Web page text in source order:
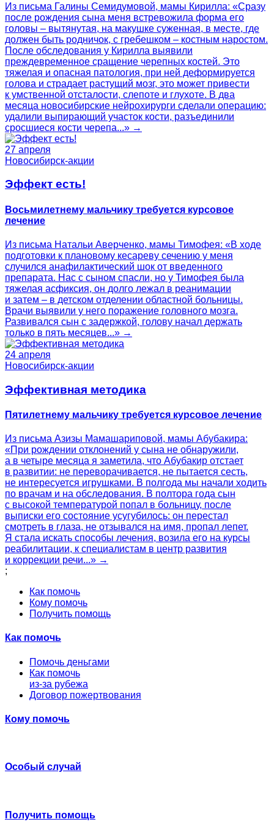
Из письма Галины Семидумовой, мамы Кирилла: «Сразу
после рождения сына меня встревожила форма его
головы – вытянутая, на макушке суженная, в месте, где
должен быть родничок, с гребешком – костным наростом.
После обследования у Кирилла выявили
преждевременное сращение черепных костей. Это
тяжелая и опасная патология, при ней деформируется
голова и страдает растущий мозг, это может привести
к умственной отсталости, слепоте и глухоте. В два
месяца новосибирские нейрохирурги сделали операцию:
удалили выпирающий участок кости, разъединили
сросшиеся кости черепа...» →
27 апреля
Новосибирск-акции
Эффект есть!
Восьмилетнему мальчику требуется курсовое
лечение
Из письма Натальи Аверченко, мамы Тимофея: «В ходе
подготовки к плановому кесареву сечению у меня
случился анафилактический шок от введенного
препарата. Нас с сыном спасли, но у Тимофея была
тяжелая асфиксия, он долго лежал в реанимации
и затем – в детском отделении областной больницы.
Врачи выявили у него поражение головного мозга.
Развивался сын с задержкой, голову начал держать
только в пять месяцев...» →
24 апреля
Новосибирск-акции
Эффективная методика
Пятилетнему мальчику требуется курсовое лечение
Из письма Азизы Мамашариповой, мамы Абубакира:
«При рождении отклонений у сына не обнаружили,
а в четыре месяца я заметила, что Абубакир отстает
в развитии: не переворачивается, не пытается сесть,
не интересуется игрушками. В полгода мы начали ходить
по врачам и на обследования. В полтора года сын
с высокой температурой попал в больницу, после
выписки его состояние усугубилось: он перестал
смотреть в глаза, не отзывался на имя, пропал лепет.
Я стала искать способы лечения, возила его на курсы
реабилитации, к специалистам в центр развития
и коррекции речи...» →
;
Как помочь
Кому помочь
Получить помощь
Как помочь
Помочь деньгами
Как помочь
из-за рубежа
Договор пожертвования
Кому помочь
Особый случай
Получить помощь